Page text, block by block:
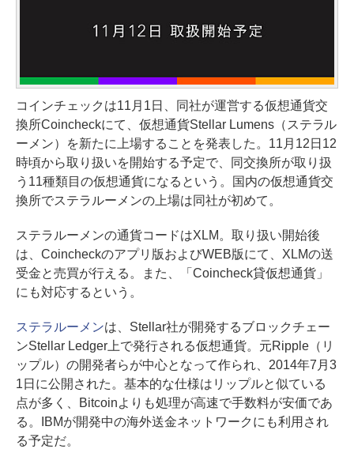
コインチェックは11月1日、同社が運営する仮想通貨交
換所Coincheckにて、仮想通貨Stellar Lumens（ステラル
ーメン）を新たに上場することを発表した。11月12日12
時頃から取り扱いを開始する予定で、同交換所が取り扱
う11種類目の仮想通貨になるという。国内の仮想通貨交
換所でステラルーメンの上場は同社が初めて。
ステラルーメンの通貨コードはXLM。取り扱い開始後
は、Coincheckのアプリ版およびWEB版にて、XLMの送
受金と売買が行える。また、「Coincheck貸仮想通貨」
にも対応するという。
ステラルーメンは、Stellar社が開発するブロックチェー
ンStellar Ledger上で発行される仮想通貨。元Ripple（リ
ップル）の開発者らが中心となって作られ、2014年7月3
1日に公開された。基本的な仕様はリップルと似ている
点が多く、Bitcoinよりも処理が高速で手数料が安価であ
る。IBMが開発中の海外送金ネットワークにも利用され
る予定だ。